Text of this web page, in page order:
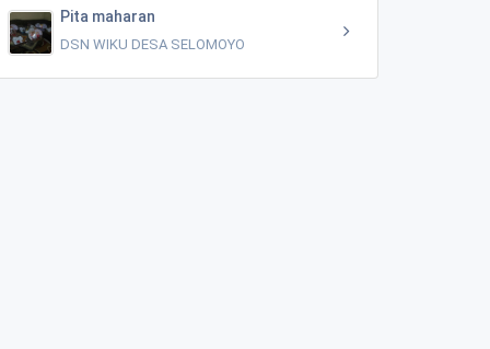
Pita maharan
DSN WIKU DESA SELOMOYO